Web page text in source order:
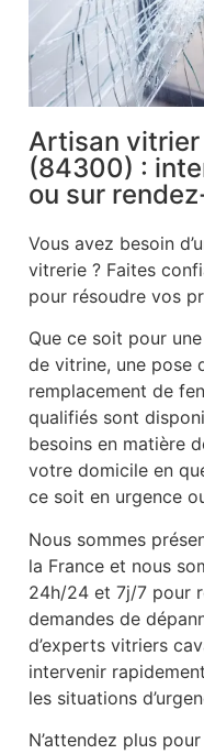
Artisan
(84300) :
ou sur
Vous avez besoin
vitrerie ? Faites
pour résoudre vos
Que ce soit pour
de vitrine, une pose
remplacement de
qualifiés sont
besoins en matière
votre domicile en
ce soit en urgence
Nous sommes
la France et nous
24h/24 et 7j/7 pour
demandes de
d’experts vitriers
intervenir
les situations
N’attendez plus